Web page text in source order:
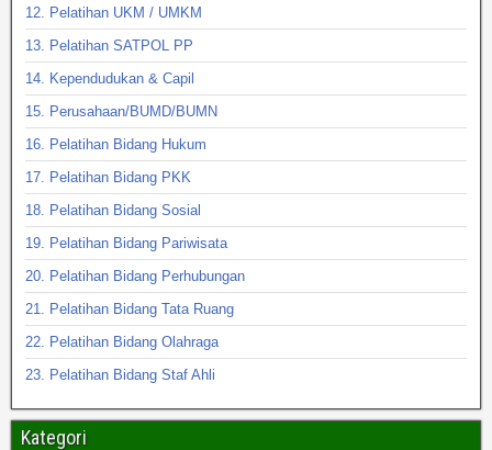
12. Pelatihan UKM / UMKM
13. Pelatihan SATPOL PP
14. Kependudukan & Capil
15. Perusahaan/BUMD/BUMN
16. Pelatihan Bidang Hukum
17. Pelatihan Bidang PKK
18. Pelatihan Bidang Sosial
19. Pelatihan Bidang Pariwisata
20. Pelatihan Bidang Perhubungan
21. Pelatihan Bidang Tata Ruang
22. Pelatihan Bidang Olahraga
23. Pelatihan Bidang Staf Ahli
Kategori